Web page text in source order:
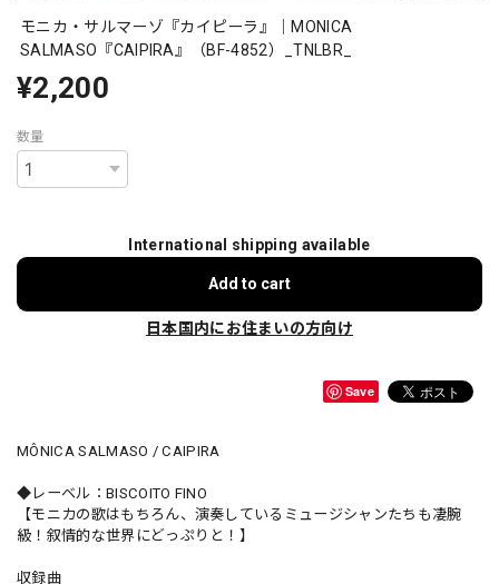
モニカ・サルマーゾ『カイピーラ』｜MONICA
SALMASO『CAIPIRA』（BF-4852）_TNLBR_
¥2,200
数量
International shipping available
Add to cart
日本国内にお住まいの方向け
Save
MÔNICA SALMASO / CAIPIRA
◆レーベル：BISCOITO FINO
【モニカの歌はもちろん、演奏しているミュージシャンたちも凄腕
級！叙情的な世界にどっぷりと！】
収録曲